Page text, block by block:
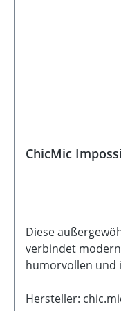
ChicMic
Diese
verbindet
humorvollen und
- jede Karte
Hersteller: